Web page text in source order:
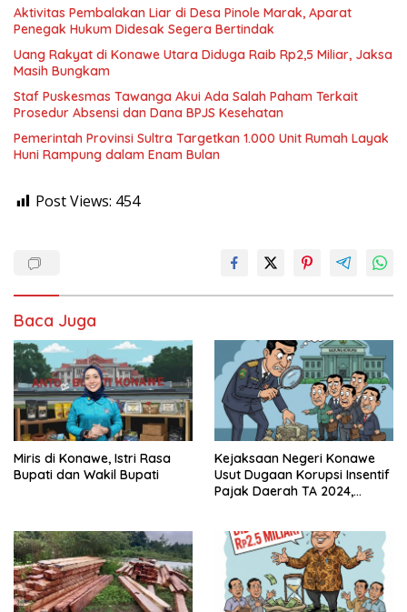
Aktivitas Pembalakan Liar di Desa Pinole Marak, Aparat
Penegak Hukum Didesak Segera Bertindak
Uang Rakyat di Konawe Utara Diduga Raib Rp2,5 Miliar, Jaksa
Masih Bungkam
Staf Puskesmas Tawanga Akui Ada Salah Paham Terkait
Prosedur Absensi dan Dana BPJS Kesehatan
Pemerintah Provinsi Sultra Targetkan 1.000 Unit Rumah Layak
Huni Rampung dalam Enam Bulan
Post Views: 454
Baca Juga
Miris di Konawe, Istri Rasa
Bupati dan Wakil Bupati
Kejaksaan Negeri Konawe
Usut Dugaan Korupsi Insentif
Pajak Daerah TA 2024,